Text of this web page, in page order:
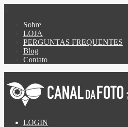
Sobre
LOJA
PERGUNTAS FREQUENTES
Blog
Contato
LOGIN